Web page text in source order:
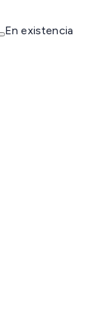
En existencia